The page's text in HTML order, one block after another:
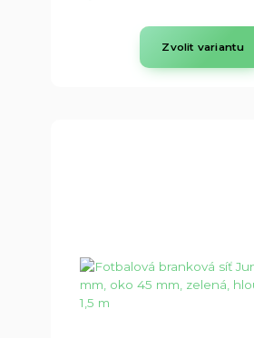
Zvolit variantu